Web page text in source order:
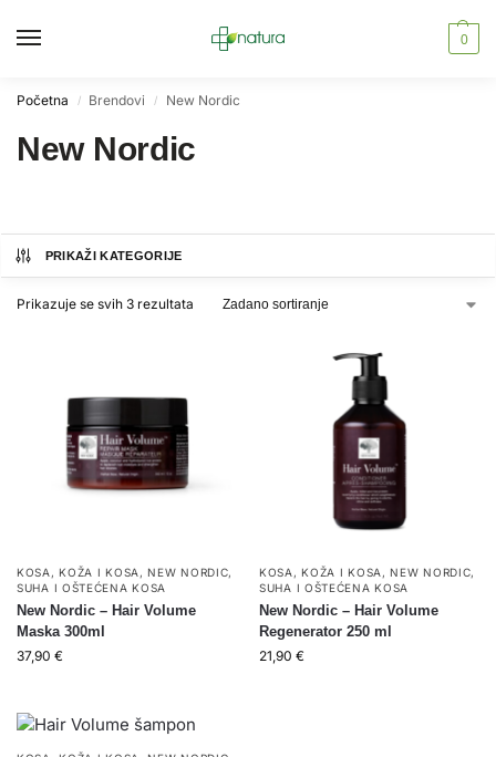
0
Početna / Brendovi / New Nordic
New Nordic
PRIKAŽI KATEGORIJE
Prikazuje se svih 3 rezultata
KOSA ,KOŽA I KOSA ,NEW NORDIC,
SUHA I OŠTEĆENA KOSA
New Nordic – Hair Volume
Maska 300ml
37,90 €
KOSA ,KOŽA I KOSA ,NEW NORDIC,
SUHA I OŠTEĆENA KOSA
New Nordic – Hair Volume
Regenerator 250 ml
21,90 €